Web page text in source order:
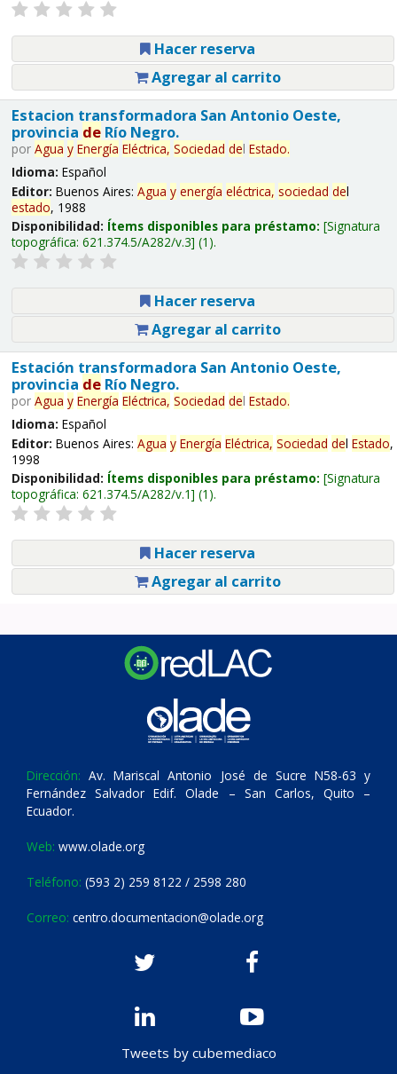
Hacer reserva
Agregar al carrito
Estacion transformadora San Antonio Oeste,
provincia deRío Negro.
por Agua y Energía Eléctrica, Sociedad del Estado.
Idioma: Español
Editor: Buenos Aires: Agua y energía eléctrica, sociedad del
estado, 1988
Disponibilidad: Ítems disponibles para préstamo: Signatura
topográfica: 621.374.5/A282/v.3 (1).
Hacer reserva
Agregar al carrito
Estación transformadora San Antonio Oeste,
provincia deRío Negro.
por Agua y Energía Eléctrica, Sociedad del Estado.
Idioma: Español
Editor: Buenos Aires: Agua y Energía Eléctrica, Sociedad del Estado,
1998
Disponibilidad: Ítems disponibles para préstamo: Signatura
topográfica: 621.374.5/A282/v.1 (1).
Hacer reserva
Agregar al carrito
Dirección: Av. Mariscal Antonio José de Sucre N58-63 y
Fernández Salvador Edif. Olade – San Carlos, Quito –
Ecuador.
Web: www.olade.org
Teléfono: (593 2) 259 8122 / 2598 280
Correo: centro.documentacion@olade.org
Tweets by cubemediaco